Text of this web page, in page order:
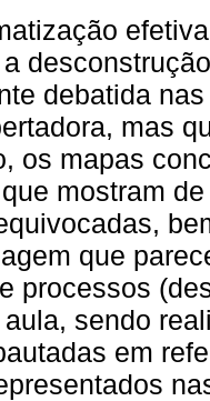
debatida
mas
os mapas
mostram
que
processos
sendo
em